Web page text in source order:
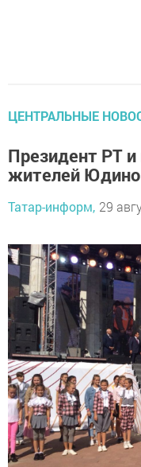
ЦЕНТРАЛЬНЫЕ
Президент РТ
жителей Юдино
Татар-информ, 29